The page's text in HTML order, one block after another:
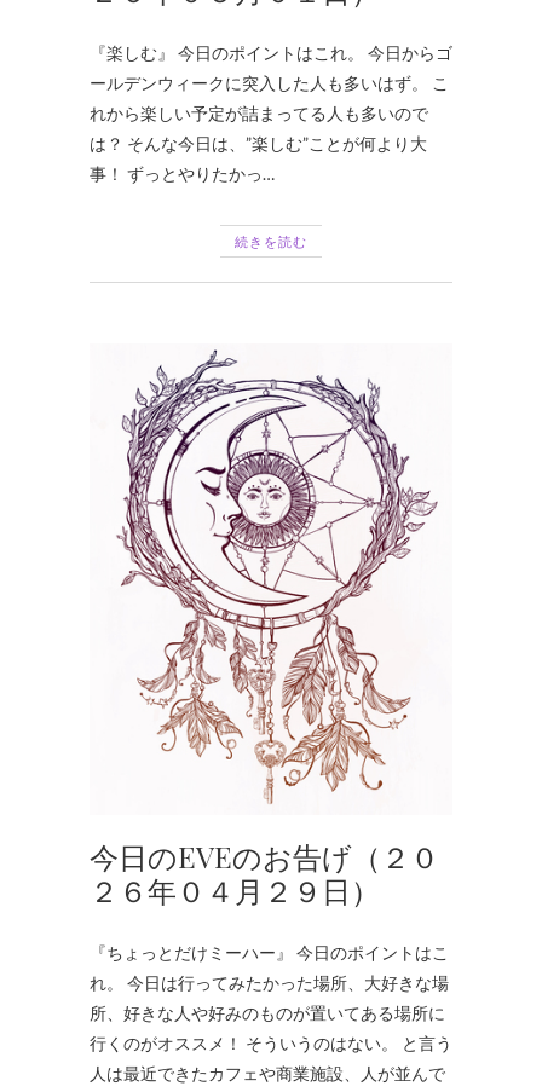
『楽しむ』 今日のポイントはこれ。 今日からゴ
ールデンウィークに突入した人も多いはず。 こ
れから楽しい予定が詰まってる人も多いので
は？ そんな今日は、”楽しむ”ことが何より大
事！ ずっとやりたかっ…
続きを読む
今日のEVEのお告げ（２０
２６年０４月２９日）
『ちょっとだけミーハー』 今日のポイントはこ
れ。 今日は行ってみたかった場所、大好きな場
所、好きな人や好みのものが置いてある場所に
行くのがオススメ！ そういうのはない。 と言う
人は最近できたカフェや商業施設、人が並んで